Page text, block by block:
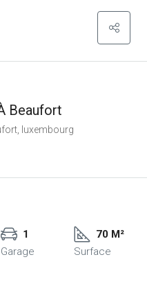
Beaufort
luxembourg
1
Garage
70 M²
Surface